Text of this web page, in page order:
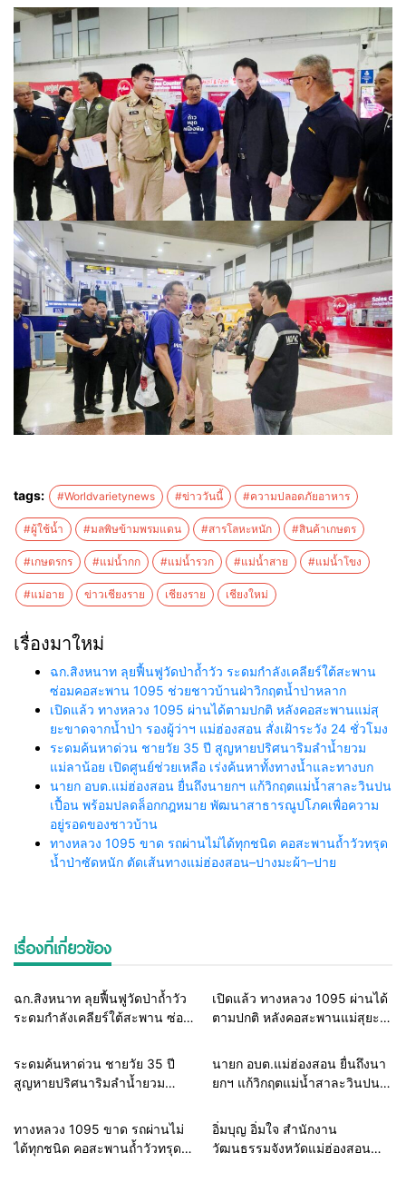
tags: #Worldvarietynews #ข่าววันนี้ #ความปลอดภัยอาหาร
#ผู้ใช้น้ำ #มลพิษข้ามพรมแดน #สารโลหะหนัก #สินค้าเกษตร
#เกษตรกร #แม่น้ำกก #แม่น้ำรวก #แม่น้ำสาย #แม่น้ำโขง
#แม่อาย ข่าวเชียงราย เชียงราย เชียงใหม่
เรื่องมาใหม่
ฉก.สิงหนาท ลุยฟื้นฟูวัดป่าถ้ำวัว ระดมกำลังเคลียร์ใต้สะพาน
ซ่อมคอสะพาน 1095 ช่วยชาวบ้านฝ่าวิกฤตน้ำป่าหลาก
เปิดแล้ว ทางหลวง 1095 ผ่านได้ตามปกติ หลังคอสะพานแม่สุ
ยะขาดจากน้ำป่า รองผู้ว่าฯ แม่ฮ่องสอน สั่งเฝ้าระวัง 24 ชั่วโมง
ระดมค้นหาด่วน ชายวัย 35 ปี สูญหายปริศนาริมลำน้ำยวม
แม่ลาน้อย เปิดศูนย์ช่วยเหลือ เร่งค้นหาทั้งทางน้ำและทางบก
นายก อบต.แม่ฮ่องสอน ยื่นถึงนายกฯ แก้วิกฤตแม่น้ำสาละวินปน
เปื้อน พร้อมปลดล็อกกฎหมาย พัฒนาสาธารณูปโภคเพื่อความ
อยู่รอดของชาวบ้าน
ทางหลวง 1095 ขาด รถผ่านไม่ได้ทุกชนิด คอสะพานถ้ำวัวทรุด
น้ำป่าซัดหนัก ตัดเส้นทางแม่ฮ่องสอน–ปางมะผ้า–ปาย
เรื่องที่เกี่ยวข้อง
Home แวดวงทหาร
ฉก.สิงหนาท ลุยฟื้นฟูวัดป่าถ้ำวัว
ระดมกำลังเคลียร์ใต้สะพาน ซ่อม
วิกฤตน้ำป่าหลาก
Home รอบรั้วทั่วไทย
เปิดแล้ว ทางหลวง 1095 ผ่านได้
ตามปกติ หลังคอสะพานแม่สุยะ
แม่ฮ่องสอน สั่งเฝ้าระวัง 24
ชั่วโมง
Home รอบรั้วทั่วไทย
ระดมค้นหาด่วน ชายวัย 35 ปี
สูญหายปริศนาริมลำน้ำยวม
ค้นหาทั้งทางน้ำและทางบก
Home รอบรั้วทั่วไทย
นายก อบต.แม่ฮ่องสอน ยื่นถึงนา
ยกฯ แก้วิกฤตแม่น้ำสาละวินปน
พัฒนาสาธารณูปโภคเพื่อความ
อยู่รอดของชาวบ้าน
Home รอบรั้วทั่วไทย
ทางหลวง 1095 ขาด รถผ่านไม่
ได้ทุกชนิด คอสะพานถ้ำวัวทรุด
Home สายธรรมะ-พระเครื่อง
อิ่มบุญ อิ่มใจ สำนักงาน
วัฒนธรรมจังหวัดแม่ฮ่องสอน